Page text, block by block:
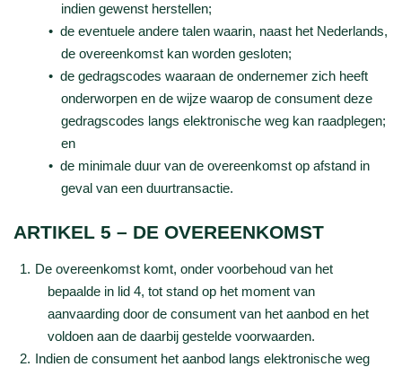
indien gewenst herstellen;
de eventuele andere talen waarin, naast het Nederlands,
de overeenkomst kan worden gesloten;
de gedragscodes waaraan de ondernemer zich heeft
onderworpen en de wijze waarop de consument deze
gedragscodes langs elektronische weg kan raadplegen;
en
de minimale duur van de overeenkomst op afstand in
geval van een duurtransactie.
ARTIKEL 5 – DE OVEREENKOMST
De overeenkomst komt, onder voorbehoud van het
bepaalde in lid 4, tot stand op het moment van
aanvaarding door de consument van het aanbod en het
voldoen aan de daarbij gestelde voorwaarden.
Indien de consument het aanbod langs elektronische weg